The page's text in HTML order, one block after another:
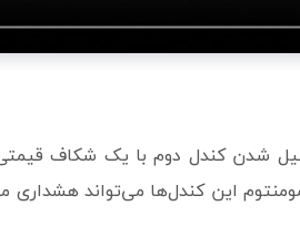
این کندل‌ها می‌تواند هشداری